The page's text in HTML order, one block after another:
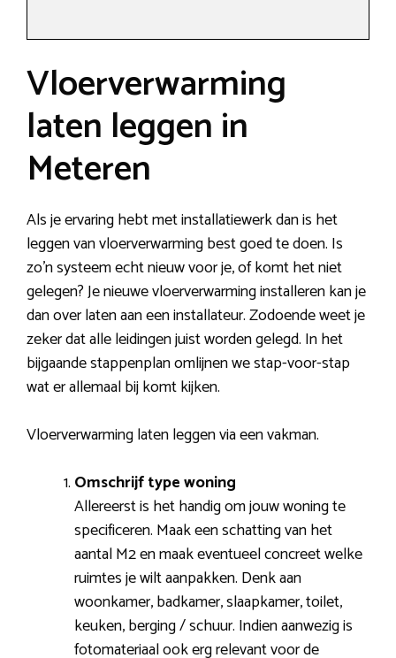
Vloerverwarming
laten leggen in
Meteren
Als je ervaring hebt met installatiewerk dan is het
leggen van vloerverwarming best goed te doen. Is
zo’n systeem echt nieuw voor je, of komt het niet
gelegen? Je nieuwe vloerverwarming installeren kan je
dan over laten aan een installateur. Zodoende weet je
zeker dat alle leidingen juist worden gelegd. In het
bijgaande stappenplan omlijnen we stap-voor-stap
wat er allemaal bij komt kijken.
Vloerverwarming laten leggen via een vakman.
Omschrijf type woning
Allereerst is het handig om jouw woning te
specificeren. Maak een schatting van het
aantal M2 en maak eventueel concreet welke
ruimtes je wilt aanpakken. Denk aan
woonkamer, badkamer, slaapkamer, toilet,
keuken, berging / schuur. Indien aanwezig is
fotomateriaal ook erg relevant voor de